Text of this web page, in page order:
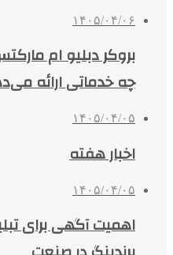
۱۴۰۵/۰۴/۰۶
چه خدماتی ارائه
۱۴۰۵/۰۴/۰۵
اخبار هفته
۱۴۰۵/۰۴/۰۵
اهمیت آگهی برای